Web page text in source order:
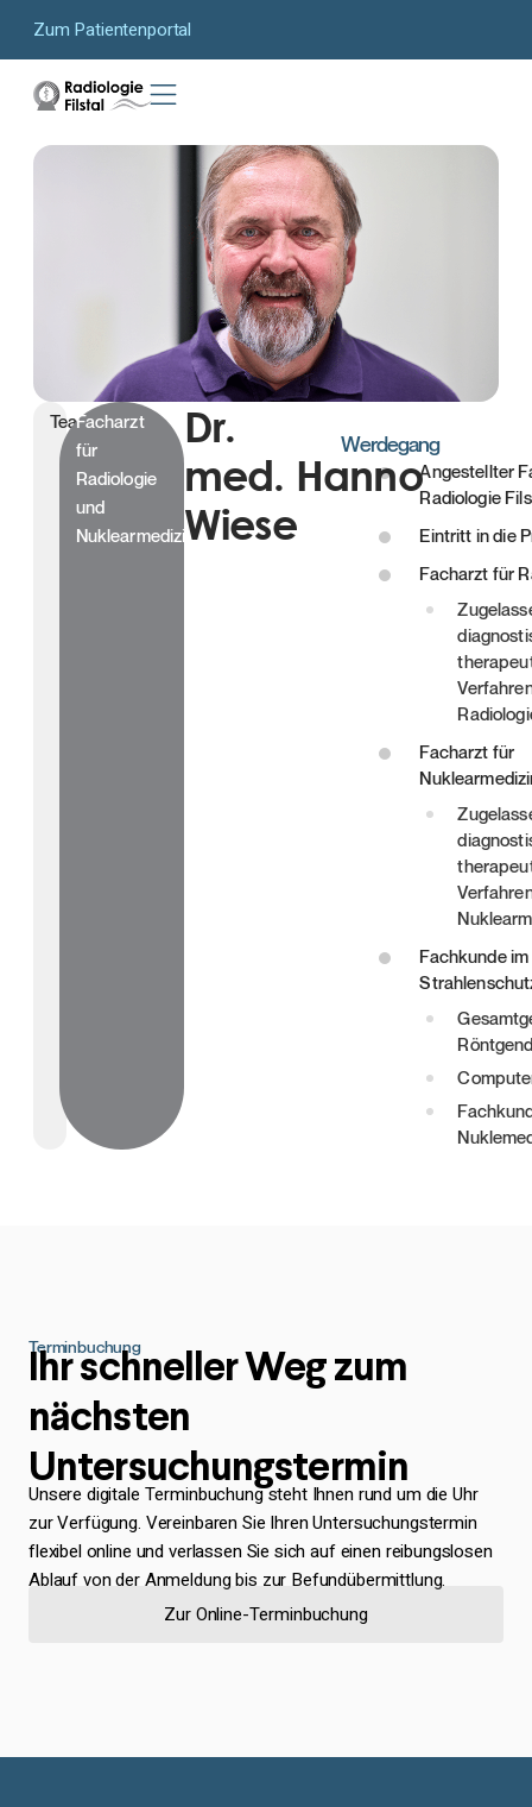
Zum Patientenportal
TeamFacharzt
für
Radiologie
und
Nuklearmedizin
Dr.
med. Hanno
Wiese
Werdegang
Angestellter
Radiologie
Eintritt in die
Facharzt für
Facharzt für
Fachkunde im
Terminbuchung
Ihr schneller Weg zum
nächsten
Untersuchungstermin
Unsere digitale Terminbuchung steht Ihnen rund um die Uhr
zur Verfügung. Vereinbaren Sie Ihren Untersuchungstermin
flexibel online und verlassen Sie sich auf einen reibungslosen
Ablauf von der Anmeldung bis zur Befundübermittlung.
Zur Online-Terminbuchung